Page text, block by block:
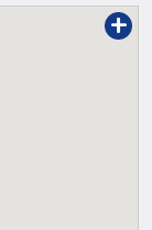
+